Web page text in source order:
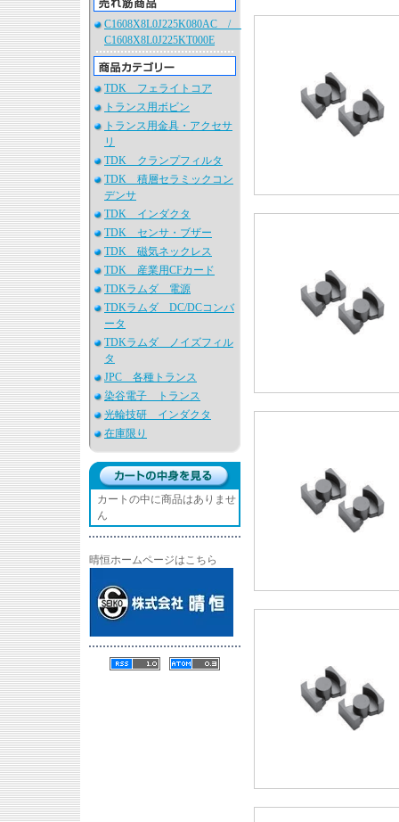
C1608X8L0J225K080AC /
C1608X8L0J225KT000E
TDK フェライトコア
トランス用ボビン
トランス用金具・アクセサ
リ
TDK クランプフィルタ
TDK 積層セラミックコン
デンサ
TDK インダクタ
TDK センサ・ブザー
TDK 磁気ネックレス
TDK 産業用CFカード
TDKラムダ 電源
TDKラムダ DC/DCコンバ
ータ
TDKラムダ ノイズフィル
タ
JPC 各種トランス
染谷電子 トランス
光輪技研 インダクタ
在庫限り
カートの中に商品はありませ
ん
晴恒ホームページはこちら